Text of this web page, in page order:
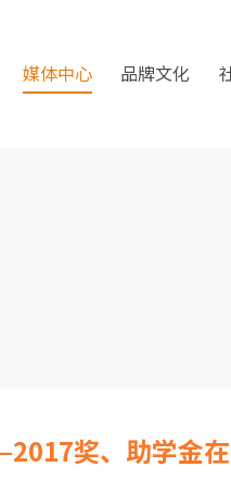
媒体中心 品牌文化
奖、助学金